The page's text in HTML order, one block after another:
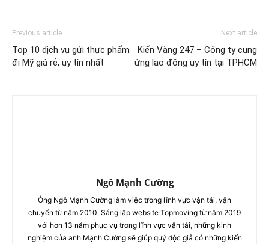
Previous article
Top 10 dịch vụ gửi thực phẩm
đi Mỹ giá rẻ, uy tín nhất
Next article
Kiến Vàng 247 – Công ty cung
ứng lao động uy tín tại TPHCM
Ngô Mạnh Cường
Ông Ngô Mạnh Cường làm việc trong lĩnh vực vận tải, vận
chuyển từ năm 2010. Sáng lập website Topmoving từ năm 2019
với hơn 13 năm phục vụ trong lĩnh vực vận tải, những kinh
nghiệm của anh Mạnh Cường sẽ giúp quý độc giả có những kiến